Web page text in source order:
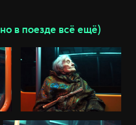
в поезде всё ещё)